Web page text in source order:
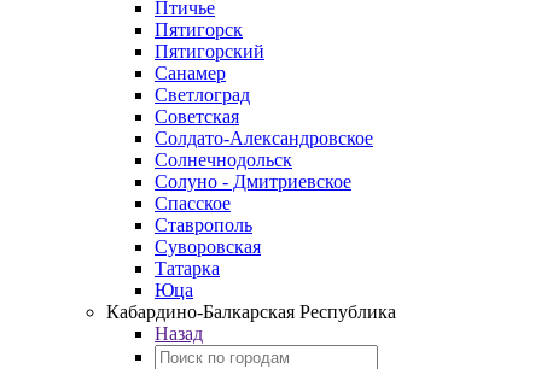
Птичье
Пятигорск
Пятигорский
Санамер
Светлоград
Советская
Солдато-Александровское
Солнечнодольск
Солуно - Дмитриевское
Спасское
Ставрополь
Суворовская
Татарка
Юца
Кабардино‑Балкарская Республика
Назад